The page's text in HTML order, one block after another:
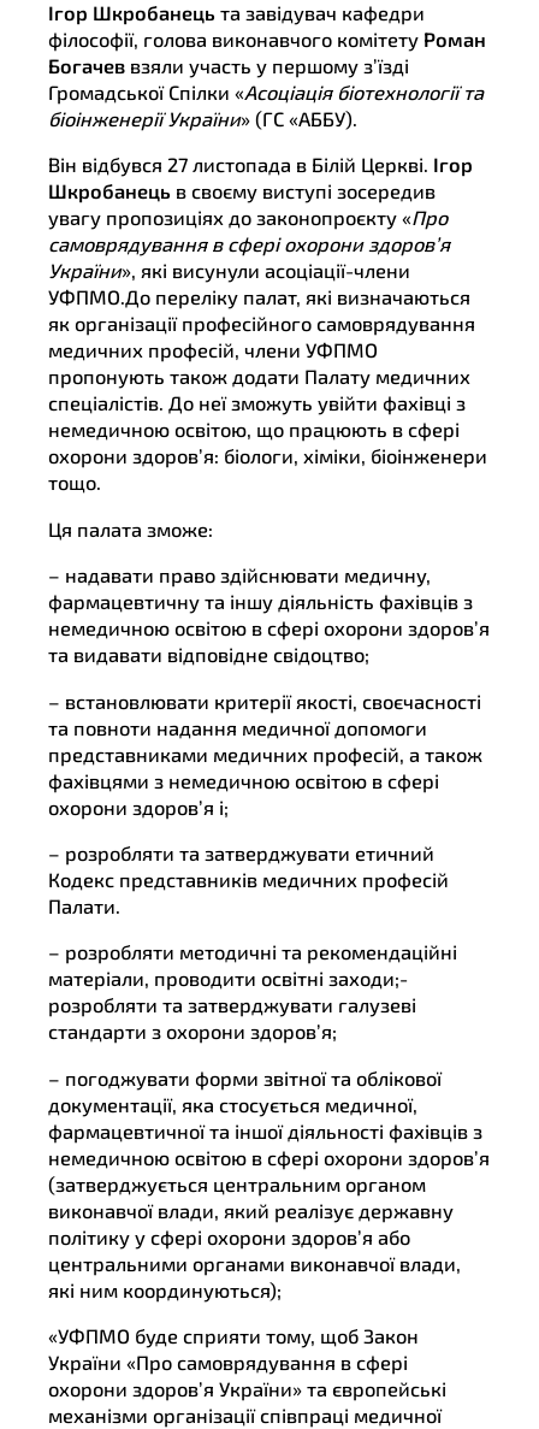
Ігор Шкробанець та завідувач кафедри
філософії, голова виконавчого комітету Роман
Богачев взяли участь у першому з’їзді
Громадської Спілки «Асоціація біотехнології та
біоінженерії України» (ГС «АББУ).
Він відбувся 27 листопада в Білій Церкві. Ігор
Шкробанець в своєму виступі зосередив
увагу пропозиціях до законопроєкту «Про
самоврядування в сфері охорони здоров’я
України», які висунули асоціації-члени
УФПМО.До переліку палат, які визначаються
як організації професійного самоврядування
медичних професій, члени УФПМО
пропонують також додати Палату медичних
спеціалістів. До неї зможуть увійти фахівці з
немедичною освітою, що працюють в сфері
охорони здоров’я: біологи, хіміки, біоінженери
тощо.
Ця палата зможе:
– надавати право здійснювати медичну,
фармацевтичну та іншу діяльність фахівців з
немедичною освітою в сфері охорони здоров’я
та видавати відповідне свідоцтво;
– встановлювати критерії якості, своєчасності
та повноти надання медичної допомоги
представниками медичних професій, а також
фахівцями з немедичною освітою в сфері
охорони здоров’я і;
– розробляти та затверджувати етичний
Кодекс представників медичних професій
Палати.
– розробляти методичні та рекомендаційні
матеріали, проводити освітні заходи;-
розробляти та затверджувати галузеві
стандарти з охорони здоров’я;
– погоджувати форми звітної та облікової
документації, яка стосується медичної,
фармацевтичної та іншої діяльності фахівців з
немедичною освітою в сфері охорони здоров’я
(затверджується центральним органом
виконавчої влади, який реалізує державну
політику у сфері охорони здоров’я або
центральними органами виконавчої влади,
які ним координуються);
«УФПМО буде сприяти тому, щоб Закон
України «Про самоврядування в сфері
охорони здоров’я України» та європейські
механізми організації співпраці медичної